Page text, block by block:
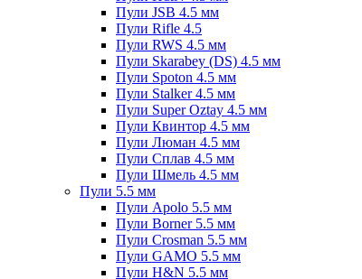
Пули JSB 4.5 мм
Пули Rifle 4.5
Пули RWS 4.5 мм
Пули Skarabey (DS) 4.5 мм
Пули Spoton 4.5 мм
Пули Stalker 4.5 мм
Пули Super Oztay 4.5 мм
Пули Квинтор 4.5 мм
Пули Люман 4.5 мм
Пули Сплав 4.5 мм
Пули Шмель 4.5 мм
Пули 5.5 мм
Пули Apolo 5.5 мм
Пули Borner 5.5 мм
Пули Crosman 5.5 мм
Пули GAMO 5.5 мм
Пули H&N 5.5 мм